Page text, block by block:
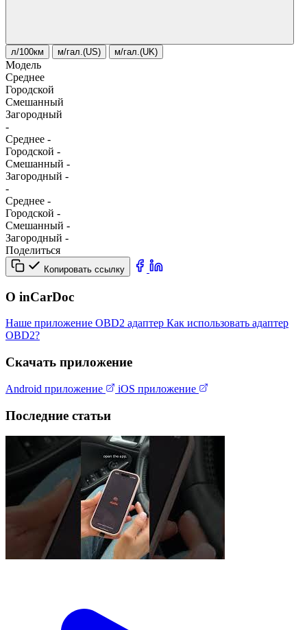
л/100км м/гал.(US) м/гал.(UK)
Модель
Среднее
Городской
Смешанный
Загородный
-
Среднее -
Городской -
Смешанный -
Загородный -
-
Среднее -
Городской -
Смешанный -
Загородный -
Поделиться
Копировать ссылку
О inCarDoc
Наше приложение OBD2 адаптер Как использовать адаптер
OBD2?
Скачать приложение
Android приложение iOS приложение
Последние статьи